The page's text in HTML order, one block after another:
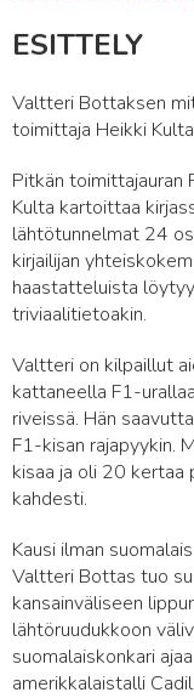
ESITTELY
Valtteri Bottaksen
toimittaja Heikki
Pitkän toimittajauran
Kulta kartoittaa
lähtötunnelmat 24
kirjailijan
haastatteluista
triviaalitietoakin.
Valtteri on kilpaillut
kattaneella F1-
riveissä. Hän
F1-kisan rajapyykin.
kisaa ja oli 20 kertaa
kahdesti.
Kausi ilman
Valtteri Bottas tuo
kansainväliseen
lähtöruudukkoon
suomalaiskonkari
amerikkalaistalli